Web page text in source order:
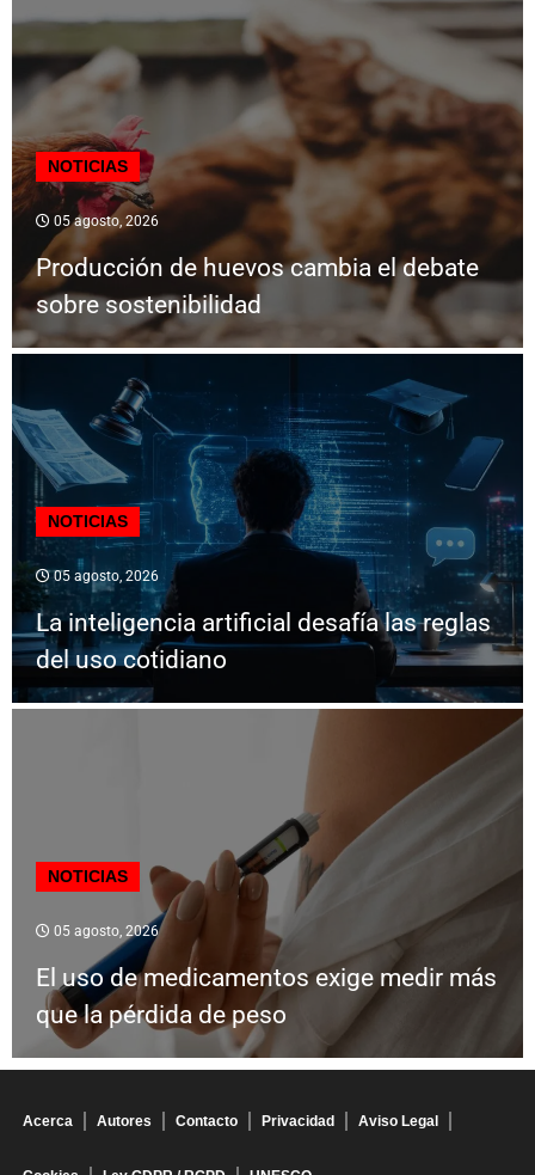
NOTICIAS
05 agosto, 2026
Producción de huevos cambia el debate
sobre sostenibilidad
NOTICIAS
05 agosto, 2026
La inteligencia artificial desafía las reglas
del uso cotidiano
NOTICIAS
05 agosto, 2026
El uso de medicamentos exige medir más
que la pérdida de peso
Acerca Autores Contacto Privacidad Aviso Legal